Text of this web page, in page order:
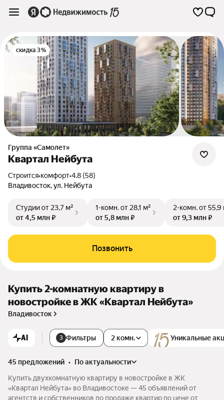
скидка 3%
Группа «Самолет»
Квартал Нейбута
Строится•комфорт•4.8 (58)
Владивосток,ул. Нейбута
Студииот 23,7 м²
от 4,5 млн ₽
1-комн.от 28,1 м²
от 5,8 млн ₽
2-комн.от 55,9
от 9,3 млн ₽
Позвонить
Купить 2-комнатную квартиру в
новостройке в ЖК «Квартал Нейбута»
Владивосток
AI 3 Фильтры Уникальные
2 комн.
45 предложений •
по актуальности
Купить двухкомнатную квартиру в новостройке в ЖК
«Квартал Нейбута» во Владивостоке — 45 объявлений от
агентств и собственников по продаже квартир по цене от